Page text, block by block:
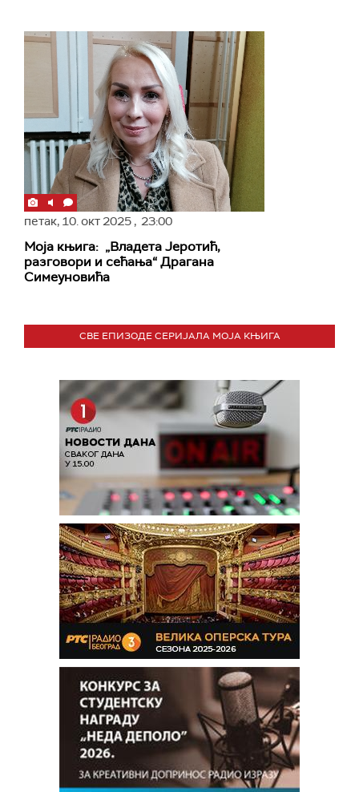
петак, 10. окт 2025 , 23:00
Моја књига: „Владета Јеротић,
разговори и сећања“ Драгана
Симеуновића
СВЕ ЕПИЗОДЕ СЕРИЈАЛА МОЈА КЊИГА